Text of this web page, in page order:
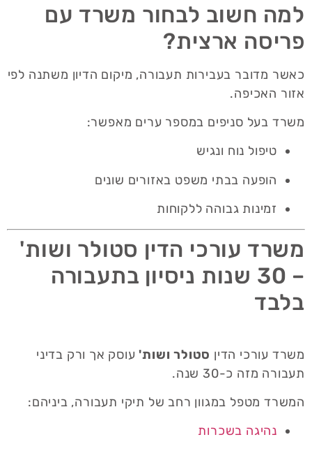
למה חשוב לבחור משרד עם
פריסה ארצית?
כאשר מדובר בעבירות תעבורה, מיקום הדיון משתנה לפי
אזור האכיפה.
משרד בעל סניפים במספר ערים מאפשר:
טיפול נוח ונגיש
הופעה בבתי משפט באזורים שונים
זמינות גבוהה ללקוחות
משרד עורכי הדין סטולר ושות'
– 30 שנות ניסיון בתעבורה
בלבד
משרד עורכי הדין סטולר ושות'עוסק אך ורק בדיני
תעבורה מזה כ-30 שנה.
המשרד מטפל במגוון רחב של תיקי תעבורה, ביניהם:
נהיגה בשכרות